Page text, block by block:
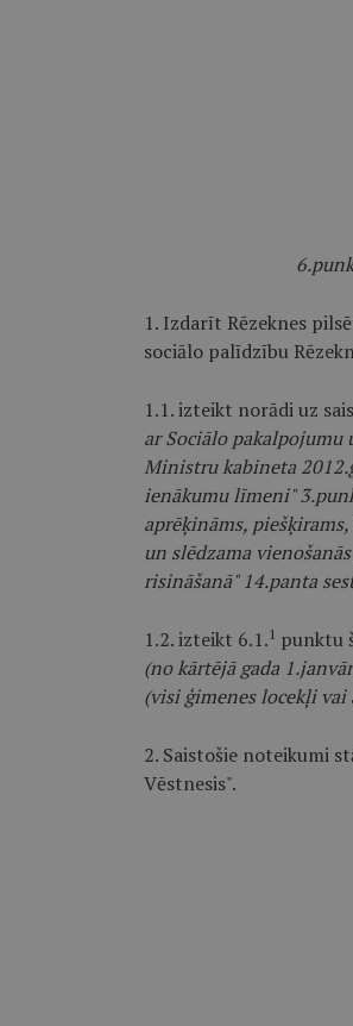
1. Izdarīt Rēzeknes
sociālo palīdzību
1.1. izteikt norādi uz
ar Sociālo
Ministru kabineta
ienākumu līmeni"
aprēķināms,
un slēdzama
risināšanā" 14.panta
1.2. izteikt 6.1. 1 punktu
(no kārtējā gada
(visi ģimenes locekļi vai
2. Saistošie noteikumi
Vēstnesis".